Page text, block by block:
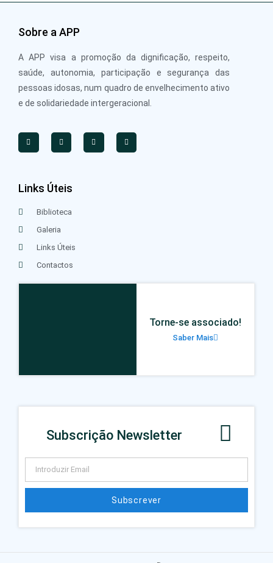
Sobre a APP
A APP visa a promoção da dignificação, respeito,
saúde, autonomia, participação e segurança das
pessoas idosas, num quadro de envelhecimento ativo
e de solidariedade intergeracional.
Links Úteis
Biblioteca
Galeria
Links Úteis
Contactos
Torne-se associado!
Saber Mais
Subscrição Newsletter
Subscrever